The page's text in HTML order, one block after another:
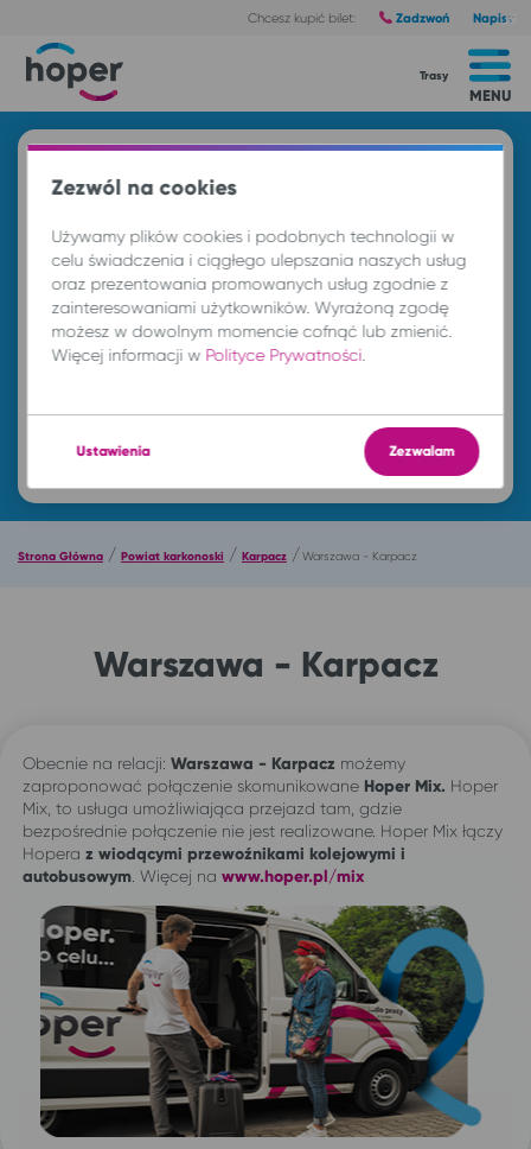
Chcesz kupić bilet: Zadzwoń Napisz
MENU
Trasy
DO
cz. 6 sie.
Znajdź przejazd
Strona Główna / Powiat karkonoski / Karpacz /Warszawa - Karpacz
Warszawa - Karpacz
Obecnie na relacji: Warszawa - Karpacz możemy
zaproponować połączenie skomunikowane Hoper Mix. Hoper
Mix, to usługa umożliwiająca przejazd tam, gdzie
bezpośrednie połączenie nie jest realizowane. Hoper Mix łączy
Hopera z wiodącymi przewoźnikami kolejowymi i
autobusowym . Więcej na www.hoper.pl/mix
Zezwól na cookies
Używamy plików cookies i podobnych technologii w
celu świadczenia i ciągłego ulepszania naszych usług
oraz prezentowania promowanych usług zgodnie z
zainteresowaniami użytkowników. Wyrażoną zgodę
możesz w dowolnym momencie cofnąć lub zmienić.
Więcej informacji w Polityce Prywatności
Ustawienia Zezwalam